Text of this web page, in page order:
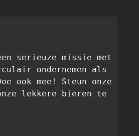
serieuze missie met
ondernemen als
ook mee! Steun onze
lekkere bieren te